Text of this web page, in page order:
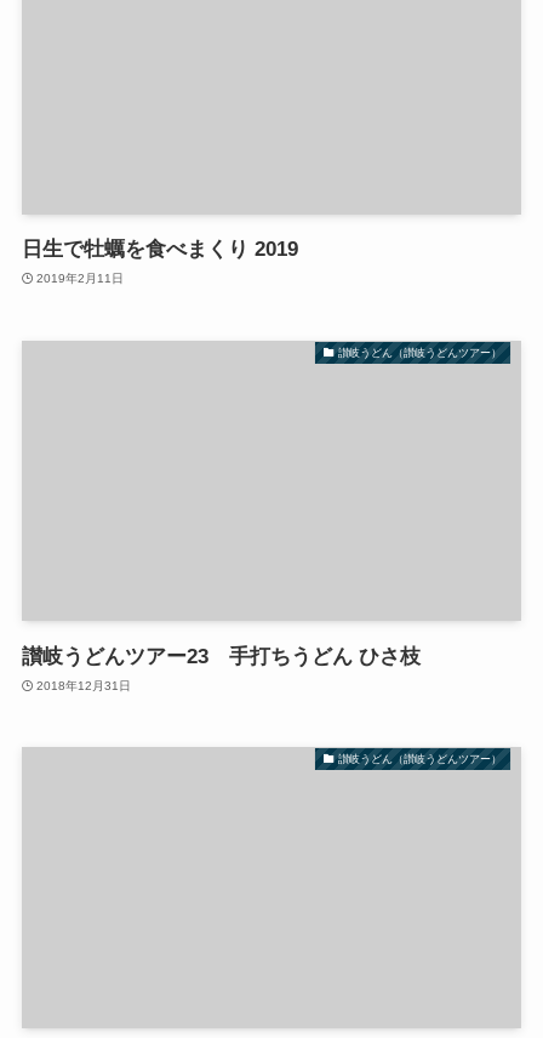
日生で牡蠣を食べまくり 2019
2019年2月11日
讃岐うどん（讃岐うどんツアー）
讃岐うどんツアー23 手打ちうどん ひさ枝
2018年12月31日
讃岐うどん（讃岐うどんツアー）